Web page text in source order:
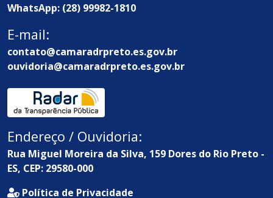
WhatsApp: (28) 99982-1810
E-mail:
contato@camaradrpreto.es.gov.br
ouvidoria@camaradrpreto.es.gov.br
Endereço / Ouvidoria:
Rua Miguel Moreira da Silva, 159 Dores do Rio Preto -
ES, CEP: 29580-000
Política de Privacidade